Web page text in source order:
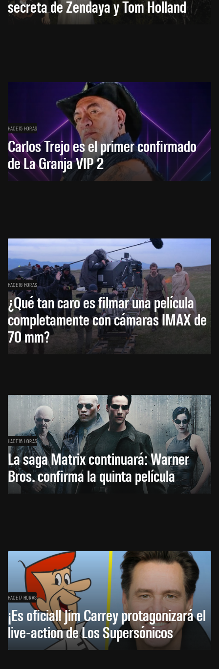
secreta de Zendaya y Tom Holland
HACE 15 HORAS
Carlos Trejo es el primer confirmado
de La Granja VIP 2
HACE 16 HORAS
¿Qué tan caro es filmar una película
completamente con cámaras IMAX de
70 mm?
HACE 16 HORAS
La saga Matrix continuará: Warner
Bros. confirma la quinta película
HACE 17 HORAS
¡Es oficial! Jim Carrey protagonizará el
live-action de Los Supersónicos